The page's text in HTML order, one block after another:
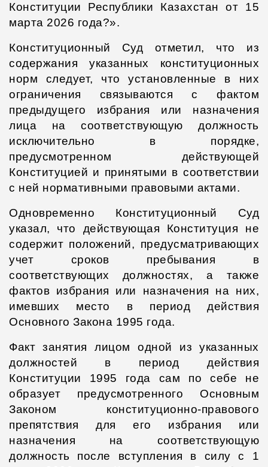
Конституции Республики Казахстан от 15
марта 2026 года?».
Конституционный Суд отметил, что из
содержания указанных конституционных
норм следует, что установленные в них
ограничения связываются с фактом
предыдущего избрания или назначения
лица на соответствующую должность
исключительно в порядке,
предусмотренном действующей
Конституцией и принятыми в соответствии
с ней нормативными правовыми актами.
Одновременно Конституционный Суд
указал, что действующая Конституция не
содержит положений, предусматривающих
учет сроков пребывания в
соответствующих должностях, а также
фактов избрания или назначения на них,
имевших место в период действия
Основного Закона 1995 года.
Факт занятия лицом одной из указанных
должностей в период действия
Конституции 1995 года сам по себе не
образует предусмотренного Основным
Законом конституционно-правового
препятствия для его избрания или
назначения на соответствующую
должность после вступления в силу с 1